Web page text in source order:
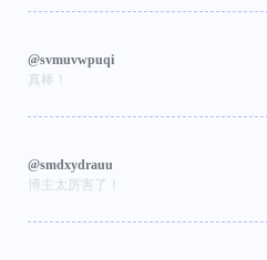
@svmuvwpuqi
真棒！
@smdxydrauu
博主太厉害了！